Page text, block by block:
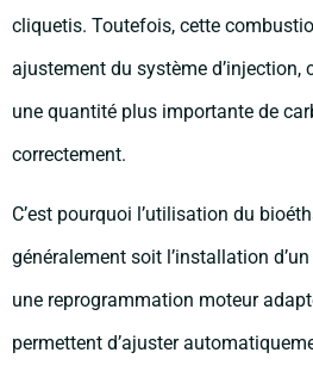
cliquetis. Toutefois, cette
ajustement du système d’injection,
une quantité plus importante de
correctement.
C’est pourquoi l’utilisation du
généralement soit l’installation
une reprogrammation moteur
permettent d’ajuster